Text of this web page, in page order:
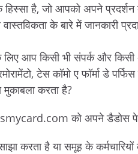
हिस्सा है, जो आपको अपने
के बारे में जानकारी
के लिए आप किसी भी संपर्क और
टेस कॉमो ए फॉर्मा
करता है?
को अपने डैडोस
करता है या समूह के